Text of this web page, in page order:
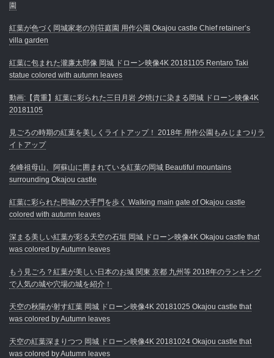
園
紅葉が色づく岡城家老の別荘庭園 用作公園 Okajou castle Chief retainer’s
villa garden
紅葉に包まれた瀧廉太郎像 岡城 ドローン映像4K 20181105 Rentaro Taki
statue colored with autumn leaves
動画:【貴重】紅葉に彩られた三日月岩 夕焼けに染まる岡城 ドローン映像4K
20181105
見ごろの時期の紅葉を美しくライトアップ！ 2018年 用作公園もみじまつりラ
イトアップ
名峰祖母山、阿蘇山に囲まれている紅葉の岡城 Beautiful mountains
surrounding Okajou castle
紅葉に彩られた岡城の大手門を歩く Walking main gate of Okajou castle
colored with autumn leaves
深まる美しい紅葉が彩る天空の石垣 岡城 ドローン映像4K Okajou castle that
was colored by Autumn leaves
もう見ごろ？紅葉が美しい日本のお城 関東 京都 九州等 2018年のランキング
で人気の城や穴場の城を紹介！
天空の秋陽が射す紅葉 岡城 ドローン映像4K 20181025 Okajou castle that
was colored by Autumn leaves
天空の紅葉深まりつつ 岡城 ドローン映像4K 20181024 Okajou castle that
was colored by Autumn leaves